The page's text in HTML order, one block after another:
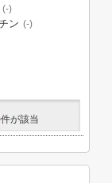
(-)
ン (-)
件が該当